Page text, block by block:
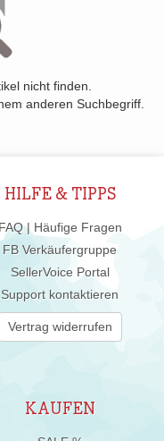
nicht finden.
anderen Suchbegriff.
HILFE & TIPPS
FAQ | Häufige Fragen
FB Verkäufergruppe
SellerVoice Portal
Support kontaktieren
Vertrag widerrufen
KAUFEN